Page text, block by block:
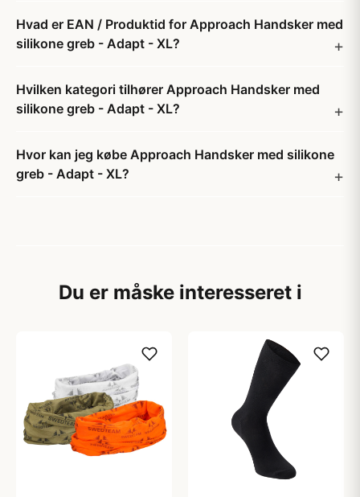
Hvad er EAN / Produktid for Approach Handsker med
silikone greb - Adapt - XL?
Hvilken kategori tilhører Approach Handsker med
silikone greb - Adapt - XL?
Hvor kan jeg købe Approach Handsker med silikone
greb - Adapt - XL?
Du er måske interesseret i